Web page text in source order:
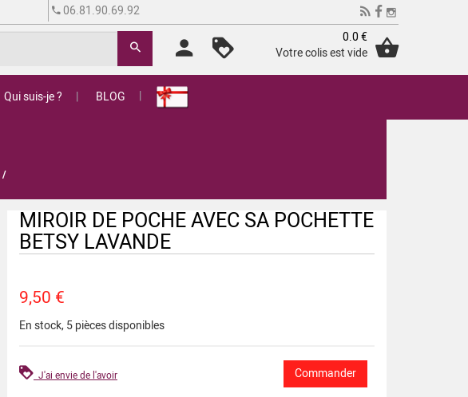
06.81.90.69.92
0.0 €
Votre colis est vide
Qui suis-je ? BLOG
/
MIROIR DE POCHE AVEC SA POCHETTE
BETSY LAVANDE
9,50 €
En stock, 5 pièces disponibles
J'ai envie de l'avoir